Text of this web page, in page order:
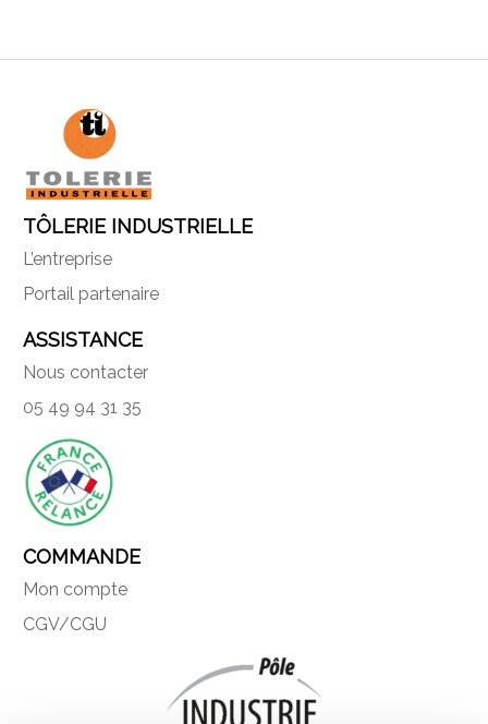
TÔLERIE INDUSTRIELLE
L’entreprise
Portail partenaire
ASSISTANCE
Nous contacter
05 49 94 31 35
COMMANDE
Mon compte
CGV/CGU